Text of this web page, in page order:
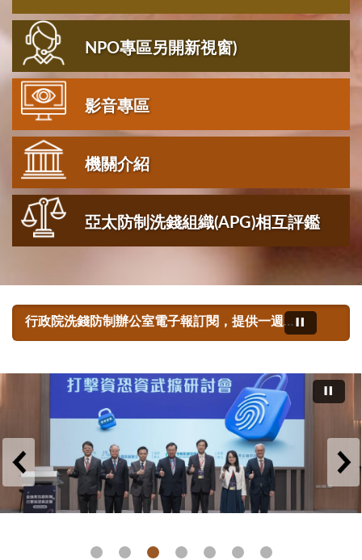
NPO專區另開新視窗)
影音專區
機關介紹
亞太防制洗錢組織(APG)相互評鑑
行政院洗錢防制辦公室電子報訂閱，提供一週內的最新消息。
114 年金融業洗錢防制及打擊資恐資武擴研討會